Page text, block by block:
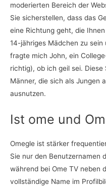
moderierten Bereich der
Sie sicherstellen, dass das
eine Richtung geht, die
14-jähriges Mädchen zu
fragte mich John, ein
richtig), ob ich geil sei.
Männer, die sich als Jungen
ausnutzen.
Ist ome und
Omegle ist stärker
Sie nur den Benutzernamen
während bei Ome TV neben
vollständige Name im